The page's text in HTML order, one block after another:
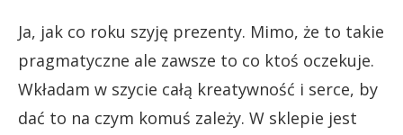
Ja, jak co roku szyję prezenty. Mimo, że to takie
pragmatyczne ale zawsze to co ktoś oczekuje.
Wkładam w szycie całą kreatywność i serce, by
dać to na czym komuś zależy. W sklepie jest